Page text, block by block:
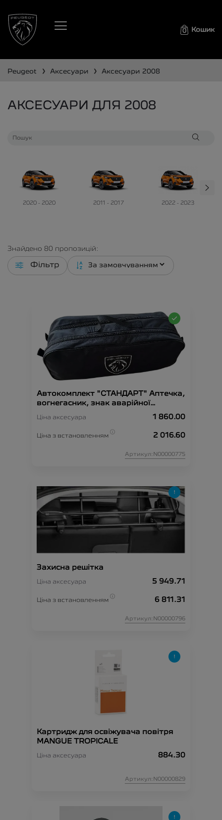
0 Кошик
peugeot ❯ аксесуари ❯ аксесуари 2008
АКСЕСУАРИ ДЛЯ 2008
2020 - 2020 2011 - 2017 2022 - 2023
Знайдено 80 пропозицій:
Фільтр
Автокомплект "СТАНДАРТ" Аптечка,
вогнегасник, знак аварійної
органайзер, трос-буксир, жилет
безпеки.
Ціна аксесуара 1 860.00
Ціна з встановленням 2 016.60
Артикул:N00000775
Захисна решітка
Ціна аксесуара 5 949.71
Ціна з встановленням 6 811.31
Артикул:N00000796
Картридж для освіжувача повітря
MANGUE TROPICALE
Ціна аксесуара 884.30
Артикул:N00000829